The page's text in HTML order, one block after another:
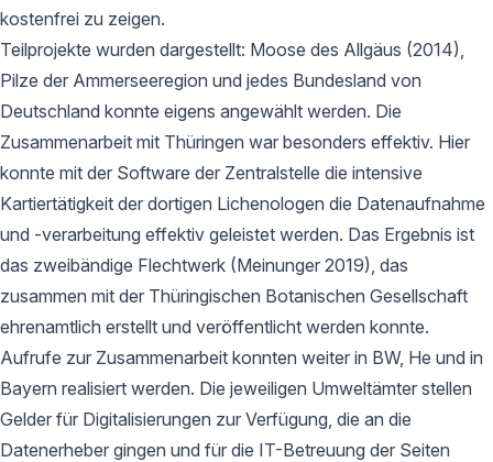
kostenfrei zu zeigen.
Teilprojekte wurden dargestellt: Moose des Allgäus (2014),
Pilze der Ammerseeregion und jedes Bundesland von
Deutschland konnte eigens angewählt werden. Die
Zusammenarbeit mit Thüringen war besonders effektiv. Hier
konnte mit der Software der Zentralstelle die intensive
Kartiertätigkeit der dortigen Lichenologen die Datenaufnahme
und -verarbeitung effektiv geleistet werden. Das Ergebnis ist
das zweibändige Flechtwerk (Meinunger 2019), das
zusammen mit der Thüringischen Botanischen Gesellschaft
ehrenamtlich erstellt und veröffentlicht werden konnte.
Aufrufe zur Zusammenarbeit konnten weiter in BW, He und in
Bayern realisiert werden. Die jeweiligen Umweltämter stellen
Gelder für Digitalisierungen zur Verfügung, die an die
Datenerheber gingen und für die IT-Betreuung der Seiten